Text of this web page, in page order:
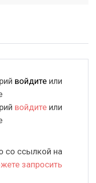
войдите или
войдите или
со ссылкой на
запросить